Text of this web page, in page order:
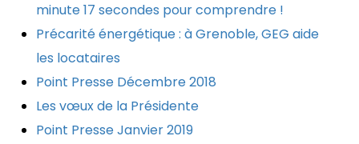
minute 17 secondes pour comprendre !
Précarité énergétique : à Grenoble, GEG aide
les locataires
Point Presse Décembre 2018
Les vœux de la Présidente
Point Presse Janvier 2019